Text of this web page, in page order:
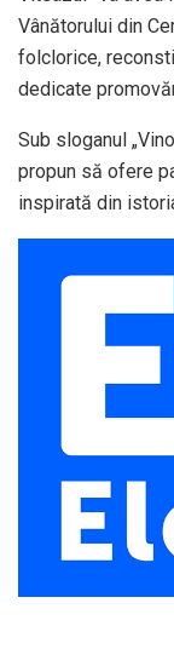
Vânătorului din
folclorice,
dedicate
Sub sloganul
propun să ofere
inspirată din